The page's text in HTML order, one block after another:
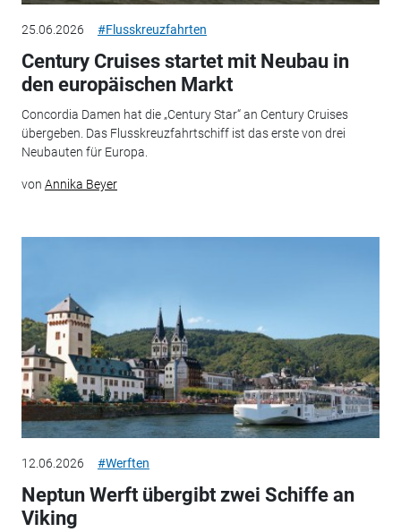
25.06.2026 #Flusskreuzfahrten
Century Cruises startet mit Neubau in
den europäischen Markt
Concordia Damen hat die „Century Star“ an Century Cruises
übergeben. Das Flusskreuzfahrtschiff ist das erste von drei
Neubauten für Europa.
von Annika Beyer
12.06.2026 #Werften
Neptun Werft übergibt zwei Schiffe an
Viking